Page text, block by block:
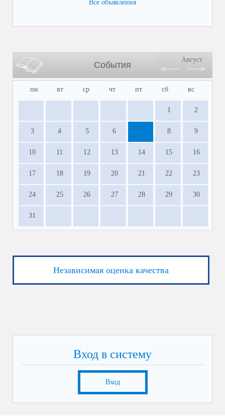
Все объявления
События
Август
пн вт ср чт пт сб вс
1 2
3 4 5 6 7 8 9
10 11 12 13 14 15 16
17 18 19 20 21 22 23
24 25 26 27 28 29 30
31
Независимая оценка качества
Вход в систему
Вход